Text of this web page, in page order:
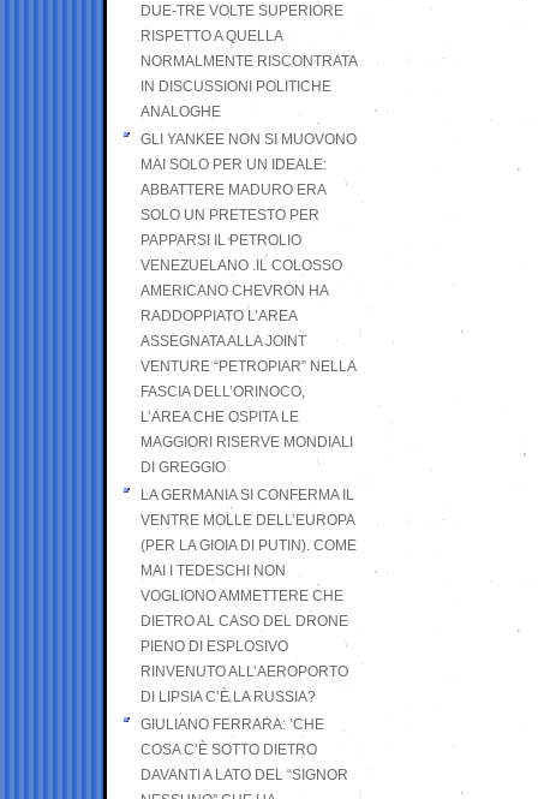
DUE-TRE VOLTE SUPERIORE
RISPETTO A QUELLA
NORMALMENTE RISCONTRATA
IN DISCUSSIONI POLITICHE
ANALOGHE
GLI YANKEE NON SI MUOVONO
MAI SOLO PER UN IDEALE:
ABBATTERE MADURO ERA
SOLO UN PRETESTO PER
PAPPARSI IL PETROLIO
VENEZUELANO .IL COLOSSO
AMERICANO CHEVRON HA
RADDOPPIATO L’AREA
ASSEGNATA ALLA JOINT
VENTURE “PETROPIAR” NELLA
FASCIA DELL’ORINOCO,
L’AREA CHE OSPITA LE
MAGGIORI RISERVE MONDIALI
DI GREGGIO
LA GERMANIA SI CONFERMA IL
VENTRE MOLLE DELL’EUROPA
(PER LA GIOIA DI PUTIN). COME
MAI I TEDESCHI NON
VOGLIONO AMMETTERE CHE
DIETRO AL CASO DEL DRONE
PIENO DI ESPLOSIVO
RINVENUTO ALL’AEROPORTO
DI LIPSIA C’È LA RUSSIA?
GIULIANO FERRARA: ’CHE
COSA C’È SOTTO DIETRO
DAVANTI A LATO DEL “SIGNOR